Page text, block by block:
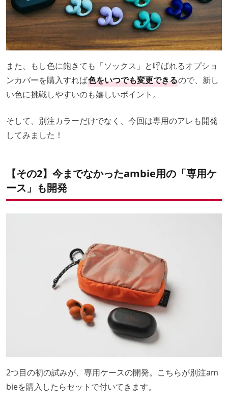
また、もし色に飽きても「ソックス」と呼ばれるオプショ
ンカバーを購入すれば色をいつでも変更できるので、新し
い色に挑戦しやすいのも嬉しいポイント。
そして、別注カラーだけでなく、今回は専用のアレも開発
してみました！
【その2】今までなかったambie用の「専用ケ
ース」も開発
2つ目の初の試みが、専用ケースの開発。こちらが別注am
bieを購入したらセットで付いてきます。